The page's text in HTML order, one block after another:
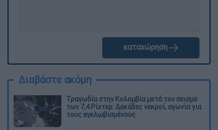
καταχώρηση
Διαβάστε ακόμη
Τραγωδία στην Κολομβία μετά τον σεισμό
των 7,4 Ρίχτερ: Δεκάδες νεκροί, αγωνία για
τους εγκλωβισμένους